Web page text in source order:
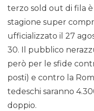
terzo sold out di fila
stagione super
ufficializzato il 27
30. Il pubblico
però per le sfide
posti) e contro la
tedeschi saranno
doppio.